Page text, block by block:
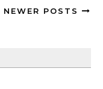
NEWER POSTS